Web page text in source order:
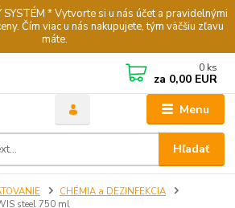
SYSTÉM * Vytvorte si u nás účet a pravidelnými
Čím viac u nás nakupujete, tým väčšiu zľavu
máte.
Menu
Hľadať
0 ks
za 0,00 EUR
CHÉMIA a DEZINFEKCIA
steel 750 ml